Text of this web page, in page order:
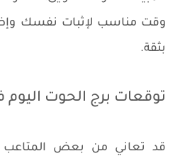
وقت مناسب لإثبات نفسك
بثقة.
توقعات برج الحوت
قد تعاني من بعض المتاعب